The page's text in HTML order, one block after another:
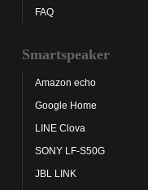
FAQ
Smartspeaker
Amazon echo
Google Home
LINE Clova
SONY LF-S50G
JBL LINK